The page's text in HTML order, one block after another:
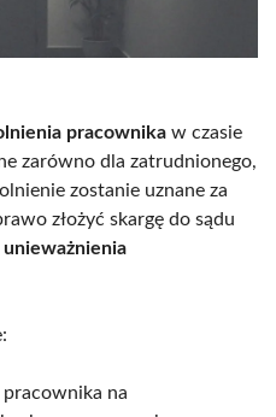
pracownika w czasie
zarówno dla zatrudnionego,
zostanie uznane za
złożyć skargę do sądu
unieważnienia
na